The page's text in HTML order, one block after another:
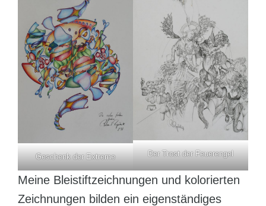
Geschenk der Extreme Der Trost der Feuerengel
Meine Bleistiftzeichnungen und kolorierten
Zeichnungen bilden ein eigenständiges